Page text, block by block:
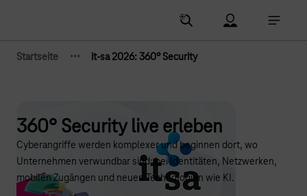
Account Menu
Startseite
Zeige verborgene Breadcrumb-Elemente
··· it-sa 2026: 360° Security
360° Security live erleben
Cyberangriffe werden komplexer und beginnen dort, wo
Unternehmen verwundbar sind: bei Identitäten, Netzwerken,
mobilen Zugängen und neuen Technologien wie KI.